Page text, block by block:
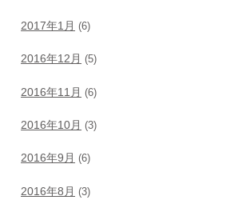
2017年1月 (6)
2016年12月 (5)
2016年11月 (6)
2016年10月 (3)
2016年9月 (6)
2016年8月 (3)